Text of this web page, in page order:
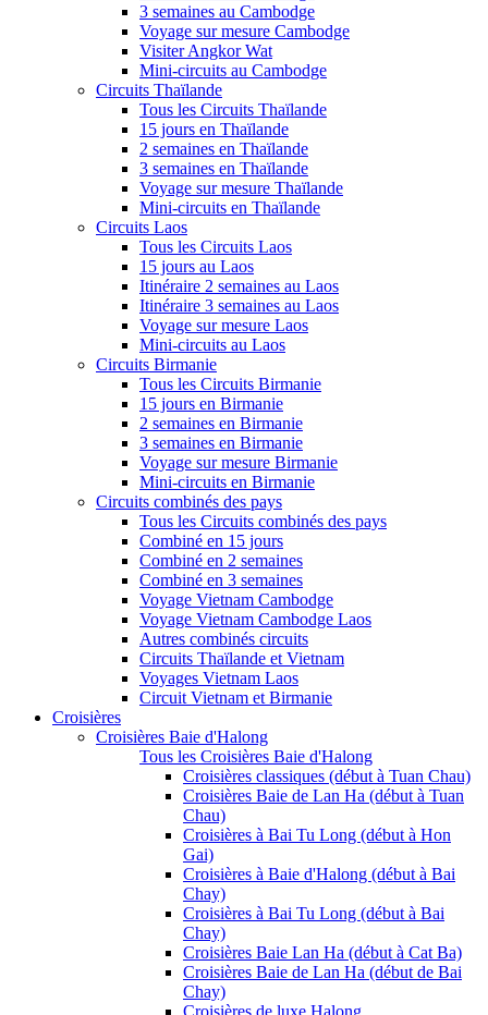
3 semaines au Cambodge
Voyage sur mesure Cambodge
Visiter Angkor Wat
Mini-circuits au Cambodge
Circuits Thaïlande
Tous les Circuits Thaïlande
15 jours en Thaïlande
2 semaines en Thaïlande
3 semaines en Thaïlande
Voyage sur mesure Thaïlande
Mini-circuits en Thaïlande
Circuits Laos
Tous les Circuits Laos
15 jours au Laos
Itinéraire 2 semaines au Laos
Itinéraire 3 semaines au Laos
Voyage sur mesure Laos
Mini-circuits au Laos
Circuits Birmanie
Tous les Circuits Birmanie
15 jours en Birmanie
2 semaines en Birmanie
3 semaines en Birmanie
Voyage sur mesure Birmanie
Mini-circuits en Birmanie
Circuits combinés des pays
Tous les Circuits combinés des pays
Combiné en 15 jours
Combiné en 2 semaines
Combiné en 3 semaines
Voyage Vietnam Cambodge
Voyage Vietnam Cambodge Laos
Autres combinés circuits
Circuits Thaïlande et Vietnam
Voyages Vietnam Laos
Circuit Vietnam et Birmanie
Croisières
Croisières Baie d'Halong
Tous les Croisières Baie d'Halong
Croisières classiques (début à Tuan Chau)
Croisières Baie de Lan Ha (début à Tuan
Chau)
Croisières à Bai Tu Long (début à Hon
Gai)
Croisières à Baie d'Halong (début à Bai
Chay)
Croisières à Bai Tu Long (début à Bai
Chay)
Croisières Baie Lan Ha (début à Cat Ba)
Croisières Baie de Lan Ha (début de Bai
Chay)
Croisières de luxe Halong